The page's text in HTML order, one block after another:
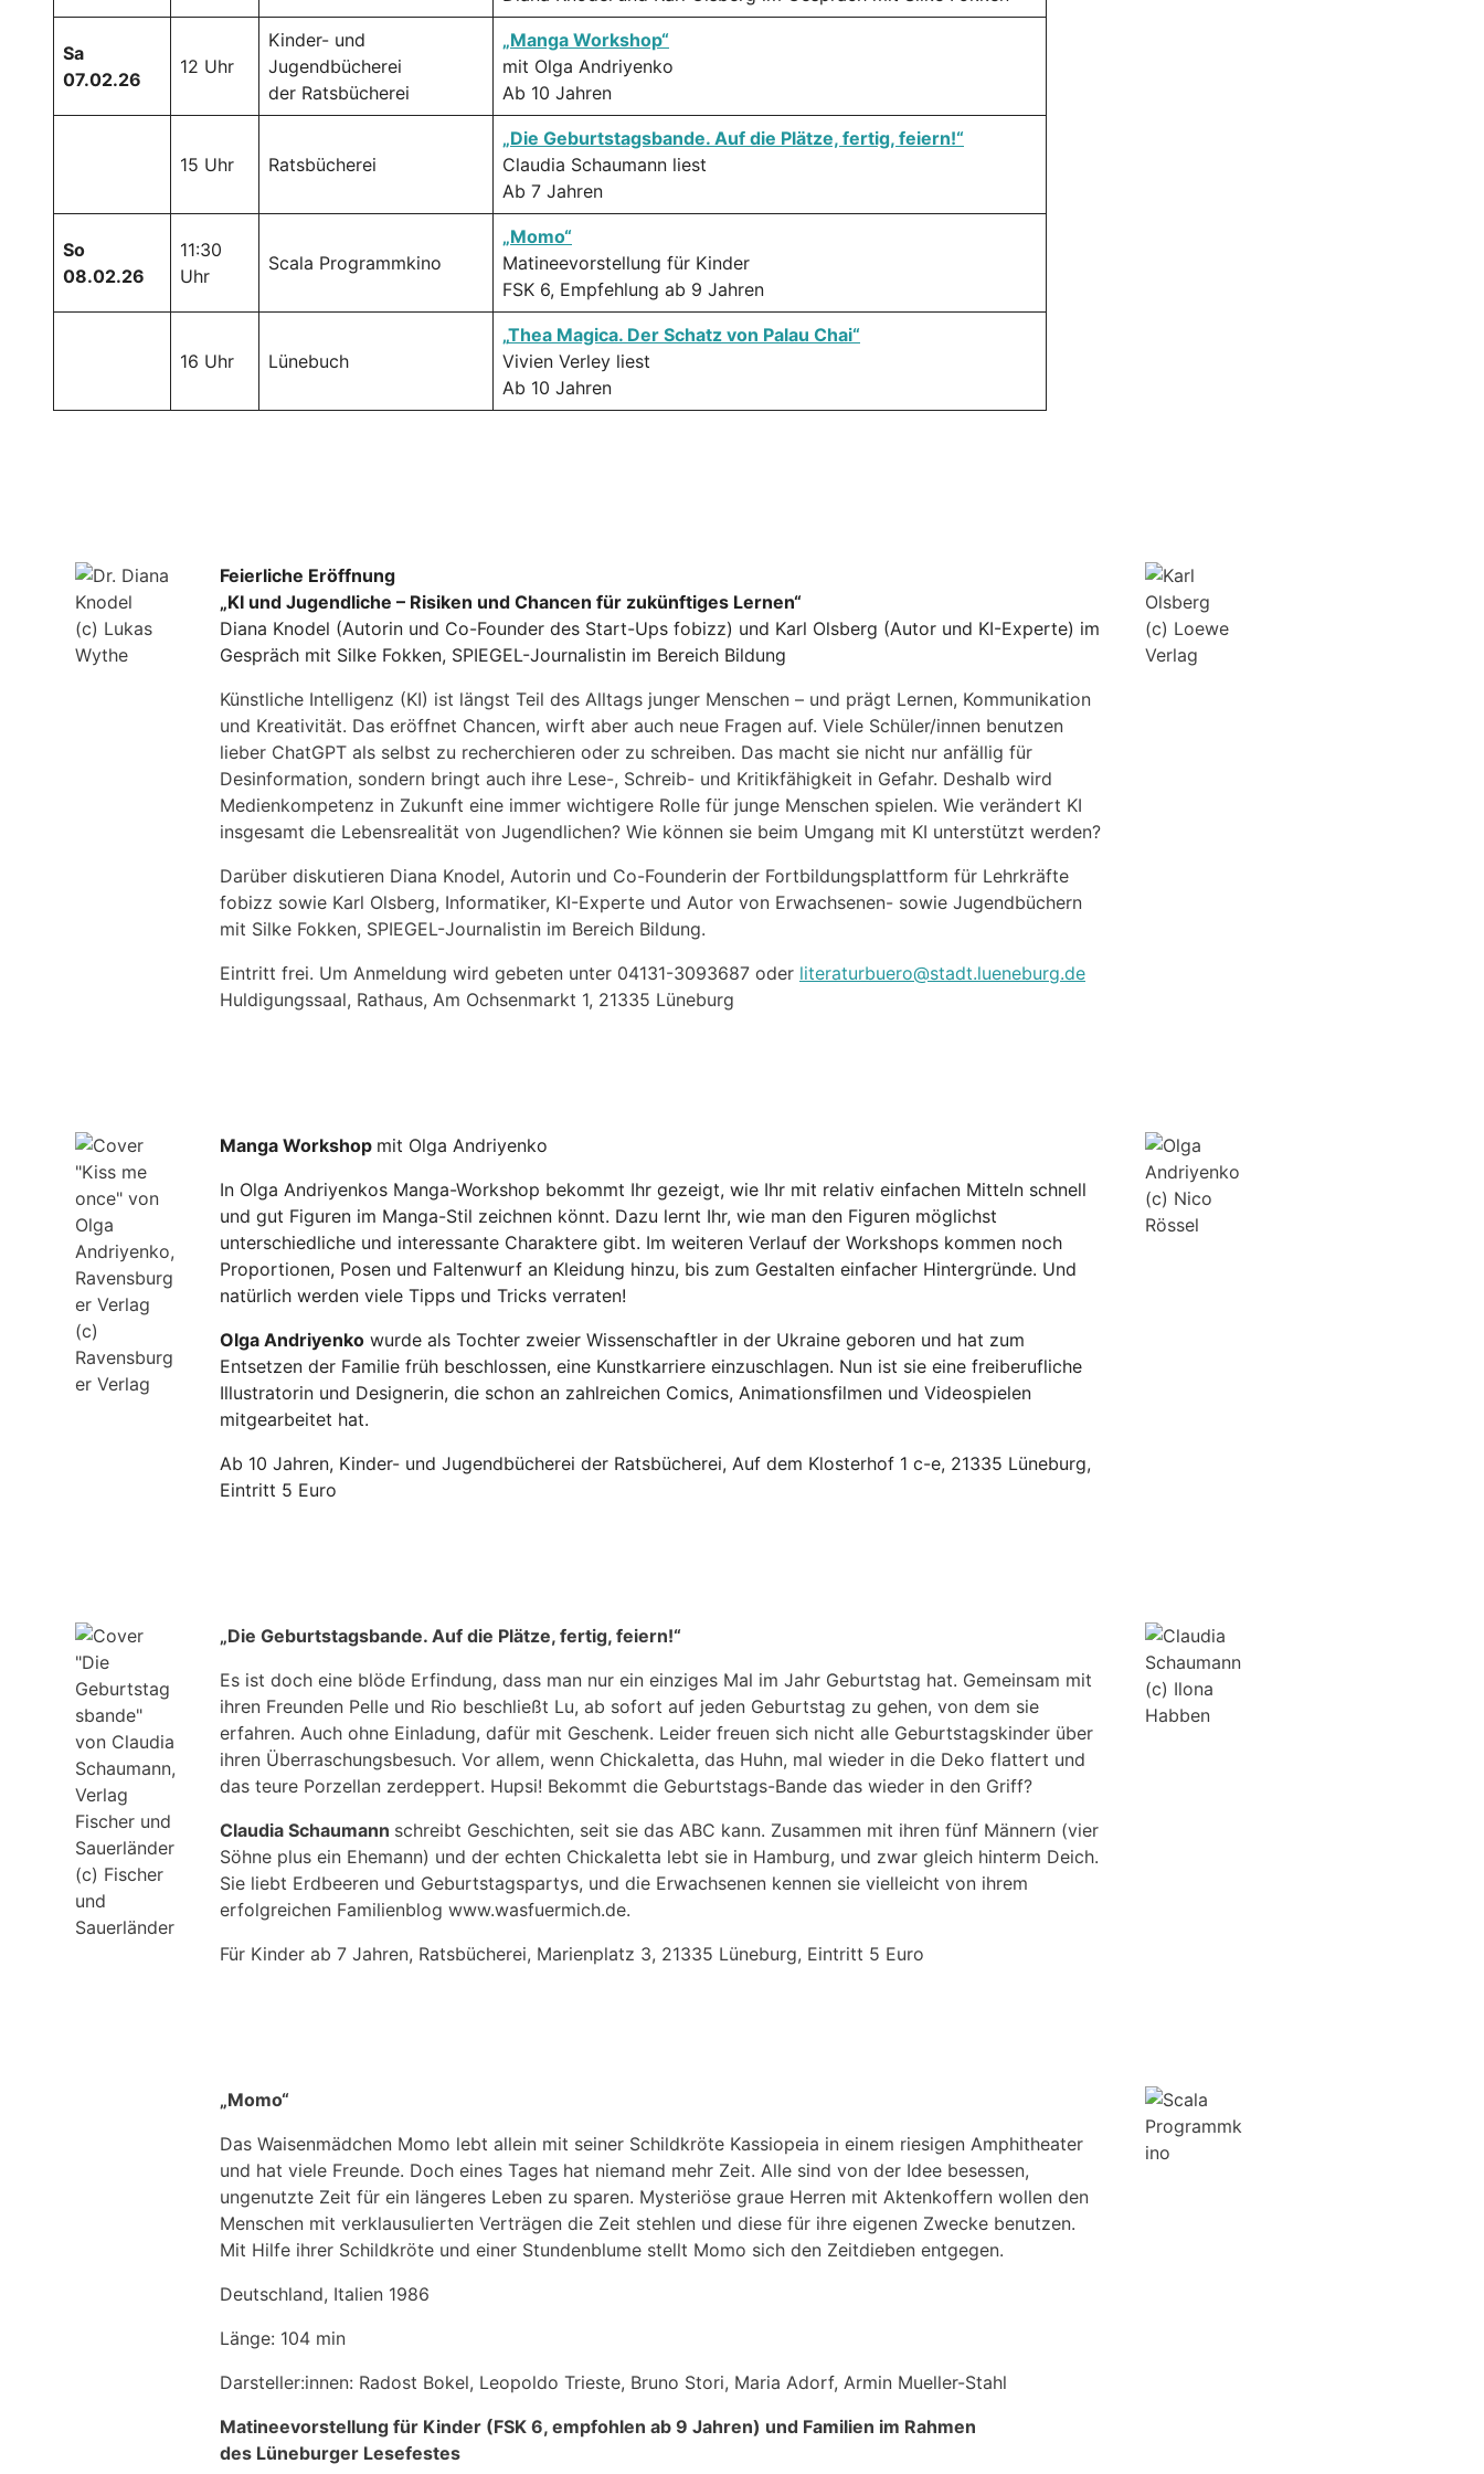
Sa
07.02.26
12 Uhr
Kinder- und
Jugendbücherei
der Ratsbücherei
„Manga Workshop“
mit Olga Andriyenko
Ab 10 Jahren
15 Uhr Ratsbücherei
„Die Geburtstagsbande. Auf die Plätze, fertig, feiern!“
Claudia Schaumann liest
Ab 7 Jahren
So
08.02.26
11:30
Uhr
Scala Programmkino
„Momo“
Matineevorstellung für Kinder
FSK 6, Empfehlung ab 9 Jahren
16 Uhr Lünebuch
„Thea Magica. Der Schatz von Palau Chai“
Vivien Verley liest
Ab 10 Jahren
(c) Lukas
Wythe
Feierliche Eröffnung
„KI und Jugendliche – Risiken und Chancen für zukünftiges Lernen“
Diana Knodel (Autorin und Co-Founder des Start-Ups fobizz) und Karl Olsberg (Autor und KI-Experte) im
Gespräch mit Silke Fokken, SPIEGEL-Journalistin im Bereich Bildung
Künstliche Intelligenz (KI) ist längst Teil des Alltags junger Menschen – und prägt Lernen, Kommunikation
und Kreativität. Das eröffnet Chancen, wirft aber auch neue Fragen auf. Viele Schüler/innen benutzen
lieber ChatGPT als selbst zu recherchieren oder zu schreiben. Das macht sie nicht nur anfällig für
Desinformation, sondern bringt auch ihre Lese-, Schreib- und Kritikfähigkeit in Gefahr. Deshalb wird
Medienkompetenz in Zukunft eine immer wichtigere Rolle für junge Menschen spielen. Wie verändert KI
insgesamt die Lebensrealität von Jugendlichen? Wie können sie beim Umgang mit KI unterstützt werden?
Darüber diskutieren Diana Knodel, Autorin und Co-Founderin der Fortbildungsplattform für Lehrkräfte
fobizz sowie Karl Olsberg, Informatiker, KI-Experte und Autor von Erwachsenen- sowie Jugendbüchern
mit Silke Fokken, SPIEGEL-Journalistin im Bereich Bildung.
Eintritt frei. Um Anmeldung wird gebeten unter 04131-3093687 oder literaturbuero@stadt.lueneburg.de
Huldigungssaal, Rathaus, Am Ochsenmarkt 1, 21335 Lüneburg
(c) Loewe
Verlag
(c)
Ravensburg
er Verlag
Manga Workshop mit Olga Andriyenko
In Olga Andriyenkos Manga-Workshop bekommt Ihr gezeigt, wie Ihr mit relativ einfachen Mitteln schnell
und gut Figuren im Manga-Stil zeichnen könnt. Dazu lernt Ihr, wie man den Figuren möglichst
unterschiedliche und interessante Charaktere gibt. Im weiteren Verlauf der Workshops kommen noch
Proportionen, Posen und Faltenwurf an Kleidung hinzu, bis zum Gestalten einfacher Hintergründe. Und
natürlich werden viele Tipps und Tricks verraten!
Olga Andriyenko wurde als Tochter zweier Wissenschaftler in der Ukraine geboren und hat zum
Entsetzen der Familie früh beschlossen, eine Kunstkarriere einzuschlagen. Nun ist sie eine freiberufliche
Illustratorin und Designerin, die schon an zahlreichen Comics, Animationsfilmen und Videospielen
mitgearbeitet hat.
Ab 10 Jahren, Kinder- und Jugendbücherei der Ratsbücherei, Auf dem Klosterhof 1 c-e, 21335 Lüneburg,
Eintritt 5 Euro
(c) Nico
Rössel
(c) Fischer
und
Sauerländer
„Die Geburtstagsbande. Auf die Plätze, fertig, feiern!“
Es ist doch eine blöde Erfindung, dass man nur ein einziges Mal im Jahr Geburtstag hat. Gemeinsam mit
ihren Freunden Pelle und Rio beschließt Lu, ab sofort auf jeden Geburtstag zu gehen, von dem sie
erfahren. Auch ohne Einladung, dafür mit Geschenk. Leider freuen sich nicht alle Geburtstagskinder über
ihren Überraschungsbesuch. Vor allem, wenn Chickaletta, das Huhn, mal wieder in die Deko flattert und
das teure Porzellan zerdeppert. Hupsi! Bekommt die Geburtstags-Bande das wieder in den Griff?
Claudia Schaumann schreibt Geschichten, seit sie das ABC kann. Zusammen mit ihren fünf Männern (vier
Söhne plus ein Ehemann) und der echten Chickaletta lebt sie in Hamburg, und zwar gleich hinterm Deich.
Sie liebt Erdbeeren und Geburtstagspartys, und die Erwachsenen kennen sie vielleicht von ihrem
erfolgreichen Familienblog www.wasfuermich.de.
Für Kinder ab 7 Jahren, Ratsbücherei, Marienplatz 3, 21335 Lüneburg, Eintritt 5 Euro
(c) Ilona
Habben
„Momo“
Das Waisenmädchen Momo lebt allein mit seiner Schildkröte Kassiopeia in einem riesigen Amphitheater
und hat viele Freunde. Doch eines Tages hat niemand mehr Zeit. Alle sind von der Idee besessen,
ungenutzte Zeit für ein längeres Leben zu sparen. Mysteriöse graue Herren mit Aktenkoffern wollen den
Menschen mit verklausulierten Verträgen die Zeit stehlen und diese für ihre eigenen Zwecke benutzen.
Mit Hilfe ihrer Schildkröte und einer Stundenblume stellt Momo sich den Zeitdieben entgegen.
Deutschland, Italien 1986
Länge: 104 min
Darsteller:innen: Radost Bokel, Leopoldo Trieste, Bruno Stori, Maria Adorf, Armin Mueller-Stahl
Matineevorstellung für Kinder (FSK 6, empfohlen ab 9 Jahren) und Familien im Rahmen
des Lüneburger Lesefestes